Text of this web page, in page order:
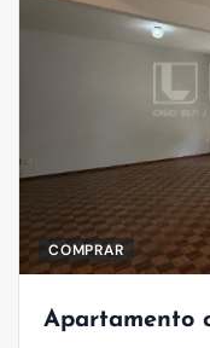
COMPRAR
Apartamento